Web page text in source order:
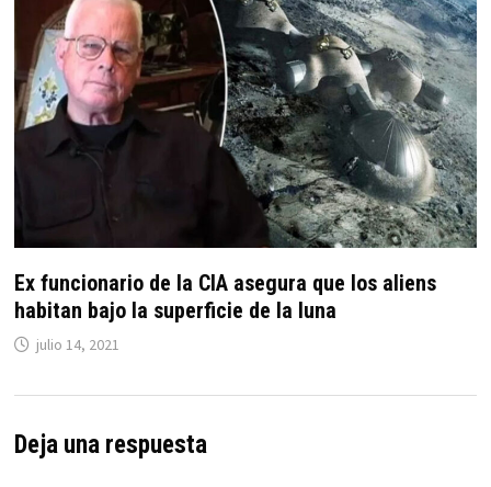
Ex funcionario de la CIA asegura que los aliens
habitan bajo la superficie de la luna
julio 14, 2021
Deja una respuesta